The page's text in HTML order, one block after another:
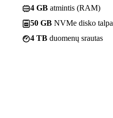
4 GB atmintis (RAM)
50 GB NVMe disko talpa
4 TB duomenų srautas